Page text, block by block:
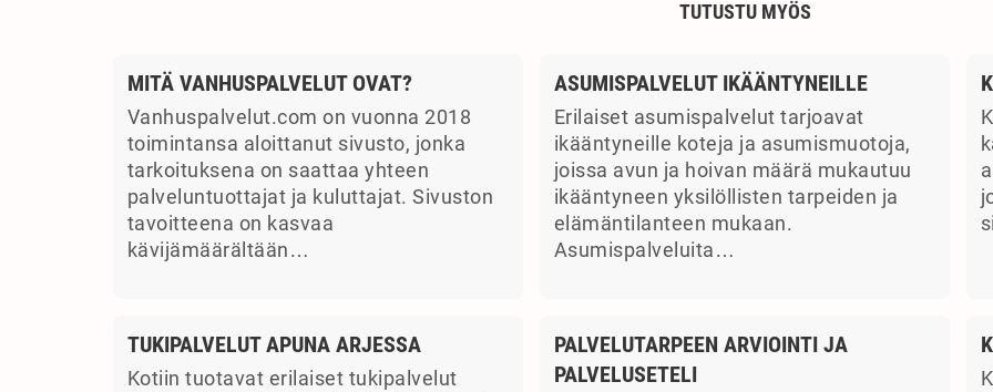
TUTUSTU MYÖS
MITÄ VANHUSPALVELUT OVAT?
Vanhuspalvelut.com on vuonna 2018
toimintansa aloittanut sivusto, jonka
tarkoituksena on saattaa yhteen
palveluntuottajat ja kuluttajat. Sivuston
tavoitteena on kasvaa
kävijämäärältään…
ASUMISPALVELUT IKÄÄNTYNEILLE
Erilaiset asumispalvelut tarjoavat
ikääntyneille koteja ja asumismuotoja,
joissa avun ja hoivan määrä mukautuu
ikääntyneen yksilöllisten tarpeiden ja
elämäntilanteen mukaan.
Asumispalveluita…
TUKIPALVELUT APUNA ARJESSA
Kotiin tuotavat erilaiset tukipalvelut
PALVELUTARPEEN ARVIOINTI JA
PALVELUSETELI